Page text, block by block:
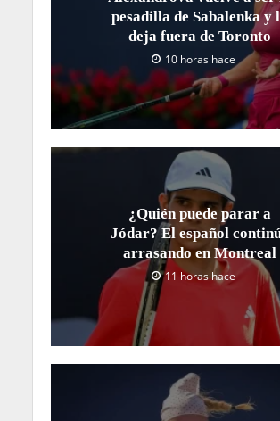
pesadilla de Sabalenka y
deja fuera de Toronto
10 horas hace
¿Quién puede parar a
Jódar? El español
arrasando en Montreal
11 horas hace